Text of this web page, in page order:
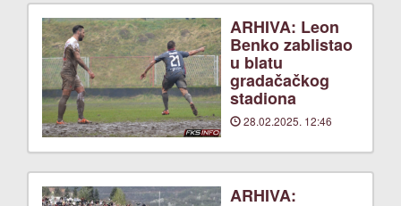
ARHIVA: Leon
Benko zablistao
u blatu
gradačačkog
stadiona
28.02.2025. 12:46
ARHIVA: